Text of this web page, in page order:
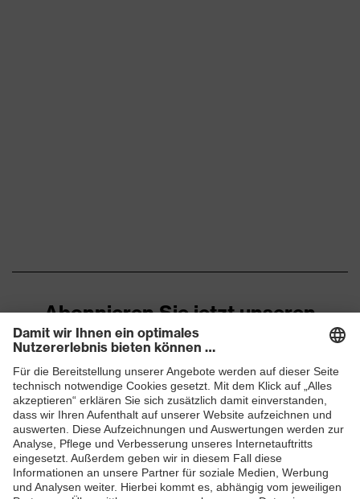
Abonnieren Sie jetzt unseren
Newsletter
ZUM NEWSLETTER ANMELDEN